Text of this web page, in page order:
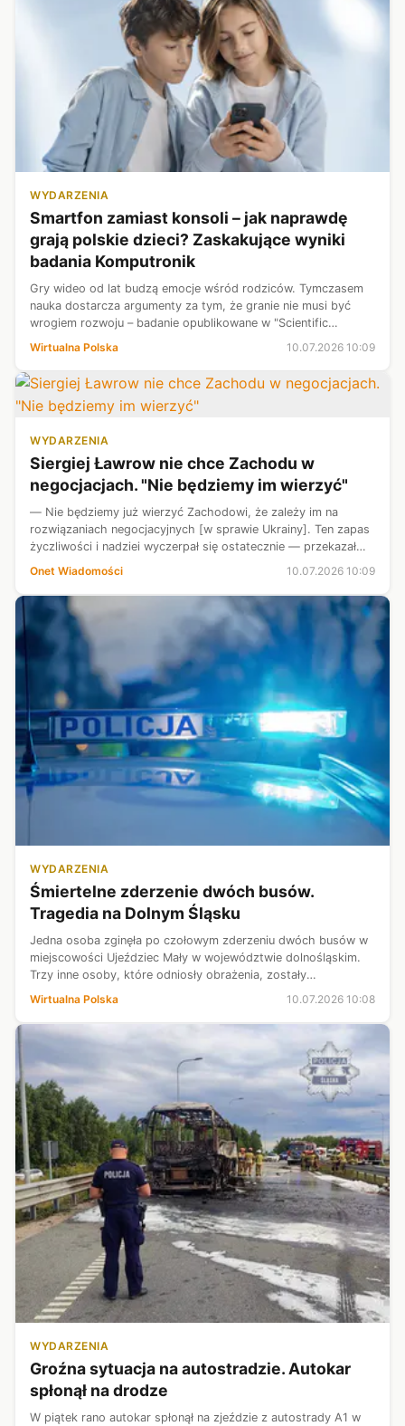
WYDARZENIA
Smartfon zamiast konsoli – jak naprawdę
grają polskie dzieci? Zaskakujące wyniki
badania Komputronik
Gry wideo od lat budzą emocje wśród rodziców. Tymczasem
nauka dostarcza argumenty za tym, że granie nie musi być
wrogiem rozwoju – badanie opublikowane w "Scientific
Reports" zaobserwowało pozytywną korelację między graniem
Wirtualna Polska 10.07.2026 10:09
WYDARZENIA
Siergiej Ławrow nie chce Zachodu w
negocjacjach. "Nie będziemy im wierzyć"
— Nie będziemy już wierzyć Zachodowi, że zależy im na
rozwiązaniach negocjacyjnych [w sprawie Ukrainy]. Ten zapas
życzliwości i nadziei wyczerpał się ostatecznie — przekazał
minister spraw zagranicznych Rosji Siergiej Ławrow.
Onet Wiadomości 10.07.2026 10:09
WYDARZENIA
Śmiertelne zderzenie dwóch busów.
Tragedia na Dolnym Śląsku
Jedna osoba zginęła po czołowym zderzeniu dwóch busów w
miejscowości Ujeździec Mały w województwie dolnośląskim.
Trzy inne osoby, które odniosły obrażenia, zostały
łącznie siedem osób.
Wirtualna Polska 10.07.2026 10:08
WYDARZENIA
Groźna sytuacja na autostradzie. Autokar
spłonął na drodze
W piątek rano autokar spłonął na zjeździe z autostrady A1 w